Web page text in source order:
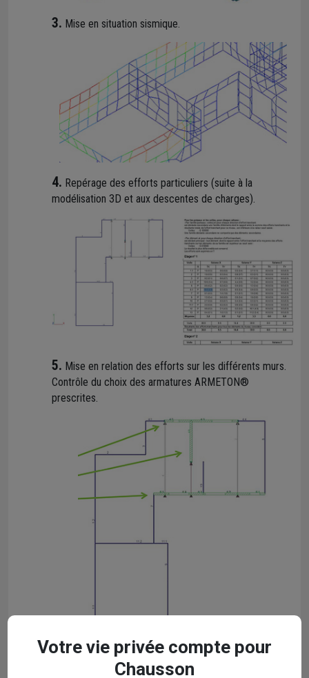
3. Mise en situation sismique.
4. Repérage des efforts particuliers (suite à la
modélisation 3D et aux descentes de charges).
5. Mise en relation des efforts sur les différents murs.
Contrôle du choix des armatures ARMETON®
prescrites.
Après commande, détail de la
Votre vie privée compte pour
Chausson